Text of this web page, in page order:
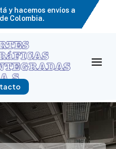
y hacemos envíos a
Colombia.